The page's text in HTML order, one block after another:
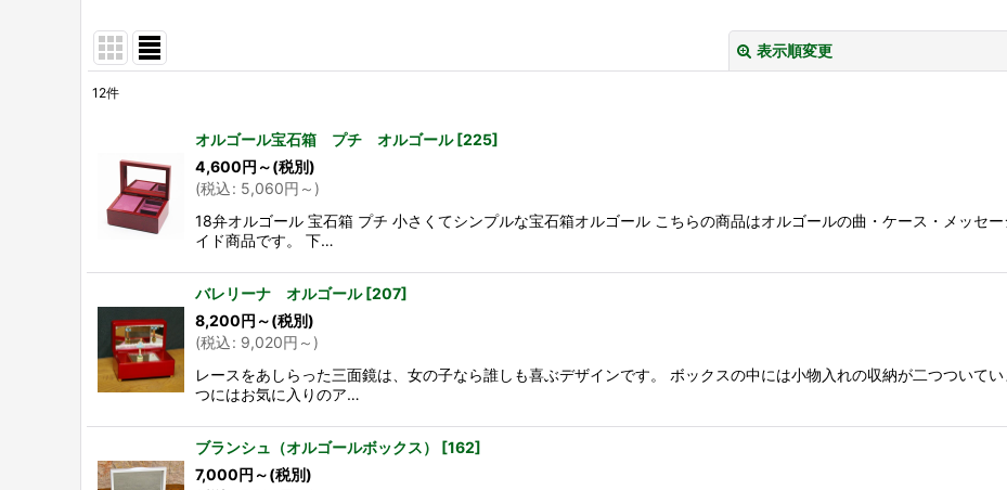
表示順変更
並び順:
絞り込む
12件
オルゴール宝石箱 プチ オルゴール [225]
4,600円 ～(税別)
(税込: 5,060円 ～ )
18弁オルゴール 宝石箱 プチ 小さくてシンプルな宝石箱オルゴール こちらの商品はオルゴールの曲・ケース・メッセ
イド商品です。 下…
バレリーナ オルゴール [207]
8,200円 ～(税別)
(税込: 9,020円 ～ )
レースをあしらった三面鏡は、女の子なら誰しも喜ぶデザインです。 ボックスの中には小物入れの収納が二つついて
つにはお気に入りのア…
ブランシュ（オルゴールボックス） [162]
7,000円 ～(税別)